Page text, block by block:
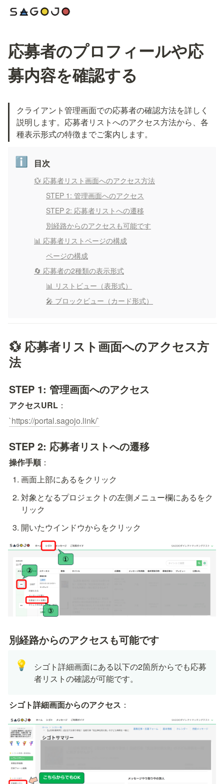
応募者のプロフィールや応
募内容を確認する
クライアント管理画面での応募者の確認方法を詳しく
説明します。応募者リストへのアクセス方法から、各
種表示形式の特徴までご案内します。
ℹ️ 目次
💱 応募者リスト画面へのアクセス方法
STEP 1: 管理画面へのアクセス
STEP 2: 応募者リストへの遷移
別経路からのアクセスも可能です
📊 応募者リストページの構成
ページの構成
🔄 応募者の2種類の表示形式
📊 リストビュー（表形式）
🎤 ブロックビュー（カード形式）
💱 応募者リスト画面へのアクセス方
法
STEP 1: 管理画面へのアクセス
アクセスURL ：
`https://portal.sagojo.link/`
STEP 2: 応募者リストへの遷移
操作手順：
画面上部にあるをクリック
対象となるプロジェクトの左側メニュー欄にあるをク
リック
開いたウインドウからをクリック
別経路からのアクセスも可能です
💡
シゴト詳細画面にある以下の2箇所からでも応募
者リストの確認が可能です。
シゴト詳細画面からのアクセス ：